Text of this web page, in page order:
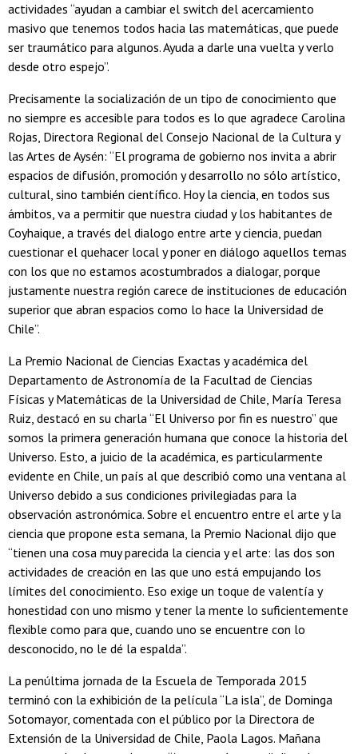
actividades “ayudan a cambiar el switch del acercamiento
masivo que tenemos todos hacia las matemáticas, que puede
ser traumático para algunos. Ayuda a darle una vuelta y verlo
desde otro espejo”.
Precisamente la socialización de un tipo de conocimiento que
no siempre es accesible para todos es lo que agradece Carolina
Rojas, Directora Regional del Consejo Nacional de la Cultura y
las Artes de Aysén: “El programa de gobierno nos invita a abrir
espacios de difusión, promoción y desarrollo no sólo artístico,
cultural, sino también científico. Hoy la ciencia, en todos sus
ámbitos, va a permitir que nuestra ciudad y los habitantes de
Coyhaique, a través del dialogo entre arte y ciencia, puedan
cuestionar el quehacer local y poner en diálogo aquellos temas
con los que no estamos acostumbrados a dialogar, porque
justamente nuestra región carece de instituciones de educación
superior que abran espacios como lo hace la Universidad de
Chile”.
La Premio Nacional de Ciencias Exactas y académica del
Departamento de Astronomía de la Facultad de Ciencias
Físicas y Matemáticas de la Universidad de Chile, María Teresa
Ruiz, destacó en su charla “El Universo por fin es nuestro” que
somos la primera generación humana que conoce la historia del
Universo. Esto, a juicio de la académica, es particularmente
evidente en Chile, un país al que describió como una ventana al
Universo debido a sus condiciones privilegiadas para la
observación astronómica. Sobre el encuentro entre el arte y la
ciencia que propone esta semana, la Premio Nacional dijo que
“tienen una cosa muy parecida la ciencia y el arte: las dos son
actividades de creación en las que uno está empujando los
límites del conocimiento. Eso exige un toque de valentía y
honestidad con uno mismo y tener la mente lo suficientemente
flexible como para que, cuando uno se encuentre con lo
desconocido, no le dé la espalda”.
La penúltima jornada de la Escuela de Temporada 2015
terminó con la exhibición de la película “La isla”, de Dominga
Sotomayor, comentada con el público por la Directora de
Extensión de la Universidad de Chile, Paola Lagos. Mañana